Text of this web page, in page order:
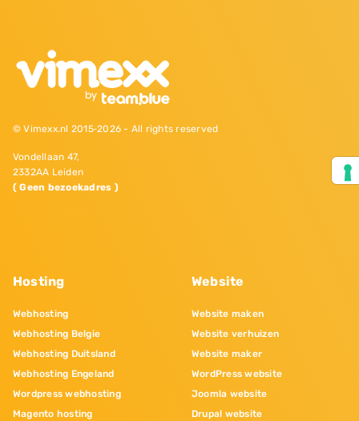
© Vimexx.nl 2015‐2026 - All rights reserved
Vondellaan 47,
2332AA Leiden
( Geen bezoekadres )
Hosting
Webhosting
Webhosting Belgie
Webhosting Duitsland
Webhosting Engeland
Wordpress webhosting
Magento hosting
Website
Website maken
Website verhuizen
Website maker
WordPress website
Joomla website
Drupal website